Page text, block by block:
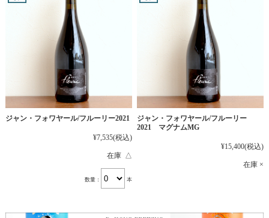
ジャン・フォワヤール/フルーリー2021
¥7,535(税込)
在庫 △
数量： 本
ジャン・フォワヤール/フルーリー
2021 マグナムMG
¥15,400(税込)
在庫 ×